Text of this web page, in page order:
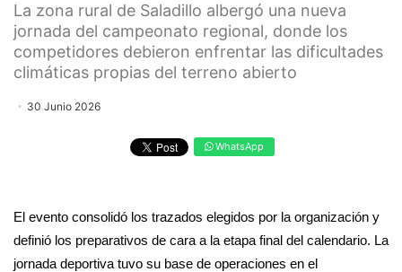
La zona rural de Saladillo albergó una nueva
jornada del campeonato regional, donde los
competidores debieron enfrentar las dificultades
climáticas propias del terreno abierto
30 Junio 2026
WhatsApp
El evento consolidó los trazados elegidos por la organización y
definió los preparativos de cara a la etapa final del calendario. La
jornada deportiva tuvo su base de operaciones en el